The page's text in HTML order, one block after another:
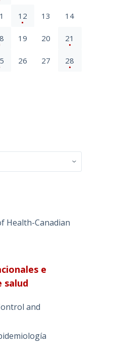
12 13 14
19 20 21
26 27 28
Health-Canadian
e
salud
and